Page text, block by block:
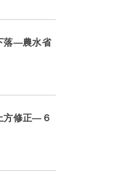
落―農水省
方修正―６